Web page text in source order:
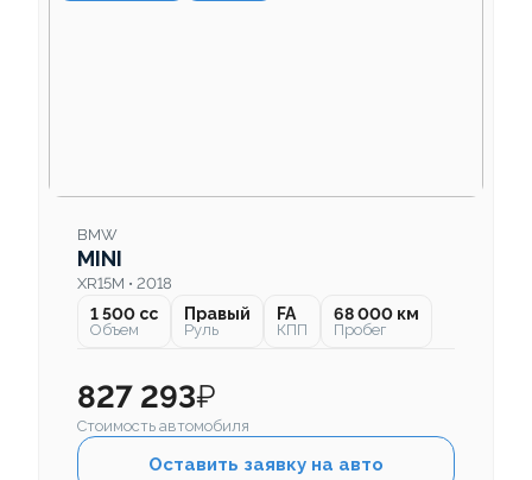
BMW
MINI
XR15M • 2018
1 500 cc
Объем
Правый
Руль
FA
КПП
68 000 км
Пробег
827 293₽
Стоимость автомобиля
Оставить заявку на авто